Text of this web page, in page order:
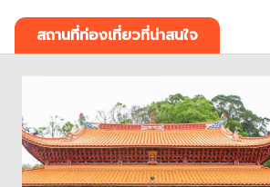
สถานที่ท่องเที่ยวที่น่าสนใจ